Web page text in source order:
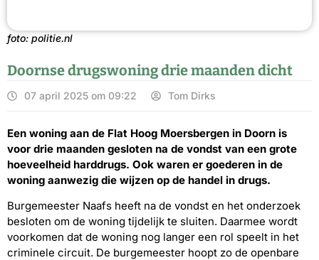
foto: politie.nl
Doornse drugswoning drie maanden dicht
07 april 2025 om 09:22 Tom Dirks
Een woning aan de Flat Hoog Moersbergen in Doorn is
voor drie maanden gesloten na de vondst van een grote
hoeveelheid harddrugs. Ook waren er goederen in de
woning aanwezig die wijzen op de handel in drugs.
Burgemeester Naafs heeft na de vondst en het onderzoek
besloten om de woning tijdelijk te sluiten. Daarmee wordt
voorkomen dat de woning nog langer een rol speelt in het
criminele circuit. De burgemeester hoopt zo de openbare